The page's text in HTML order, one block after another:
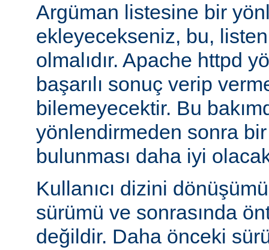
Argüman listesine bir
ekleyecekseniz, bu,
olmalıdır. Apache httpd
başarılı sonuç verip
bilemeyecektir. Bu
yönlendirmeden sonra
bulunması daha iyi
Kullanıcı dizini
sürümü ve sonrasında
değildir. Daha önceki